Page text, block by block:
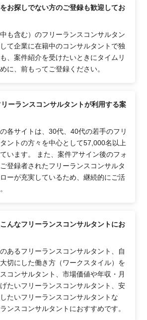
お探しでない方のご登録も歓迎してお
も含む）のフリーランスコンサルタン
て企業に在籍中のコンサルタントで独
、案件紹介を受けたいときにタイムリ
に、前もってご登録ください。
ーランスコンサルタントが利用する案
各サイトは、30代、40代の若手のフリ
ントの方々を中心として57,000名以上
います。 また、案件アサイン後のフォ
登録者されたフリーランスコンサルタ
ーが充実しているため、継続的にご活
んなフリーランスコンサルタントにお
あるフリーランスコンサルタント、自
切にした働き方（ワークスタイル）を
コンサルタント、市場価値や年収・月
たいフリーランスコンサルタント、安
たいフリーランスコンサルタントな
ンスコンサルタントにおすすめです。